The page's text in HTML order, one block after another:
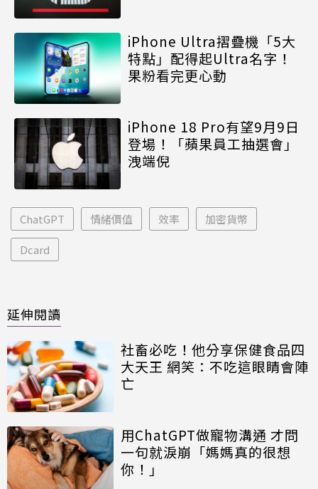
iPhone Ultra摺疊機「5大
特點」配得起Ultra名字！
果粉看完更心動
iPhone 18 Pro有望9月9日
登場！「蘋果員工抽選會」
洩端倪
ChatGPT 情緒價值 效率 加密貨幣
Dcard
延伸閱讀
社畜必吃！他分享保健食品四
大天王 網笑：不吃這眼睛會陣
亡
用ChatGPT做寵物溝通 才問
一句就淚崩「媽媽真的很想
你！」